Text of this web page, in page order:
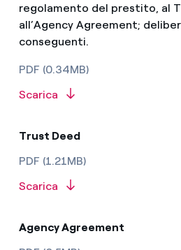
regolamento del prestito, al
all’Agency Agreement;
conseguenti.
PDF (0.34MB)
Scarica
Trust Deed
PDF (1.21MB)
Scarica
Agency Agreement